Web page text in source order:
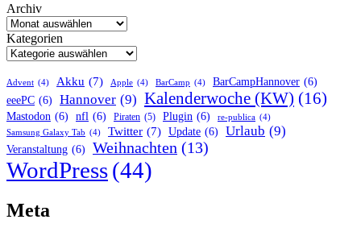
Archiv
Kategorien
Advent (4) Akku (7) Apple (4) BarCamp (4) BarCampHannover (6)
eeePC (6) Hannover (9) Kalenderwoche (KW) (16)
Mastodon (6) nfl (6) Piraten (5) Plugin (6) re-publica (4)
Samsung Galaxy Tab (4) Twitter (7) Update (6) Urlaub (9)
Veranstaltung (6) Weihnachten (13)
WordPress(44)
Meta